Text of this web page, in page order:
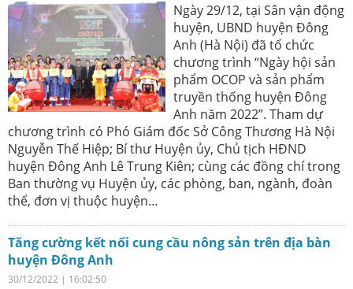
Ngày 29/12, tại Sân vận động
huyện, UBND huyện Đông
Anh (Hà Nội) đã tổ chức
chương trình “Ngày hội sản
phẩm OCOP và sản phẩm
truyền thống huyện Đông
Anh năm 2022”. Tham dự
chương trình có Phó Giám đốc Sở Công Thương Hà Nội
Nguyễn Thế Hiệp; Bí thư Huyện ủy, Chủ tịch HĐND
huyện Đông Anh Lê Trung Kiên; cùng các đồng chí trong
Ban thường vụ Huyện ủy, các phòng, ban, ngành, đoàn
thể, đơn vị thuộc huyện…
Tăng cường kết nối cung cầu nông sản trên địa bàn
huyện Đông Anh
30/12/2022 | 16:02:50